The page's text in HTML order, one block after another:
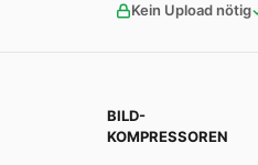
Kein Upload nötig
BILD-
KOMPRESSOREN